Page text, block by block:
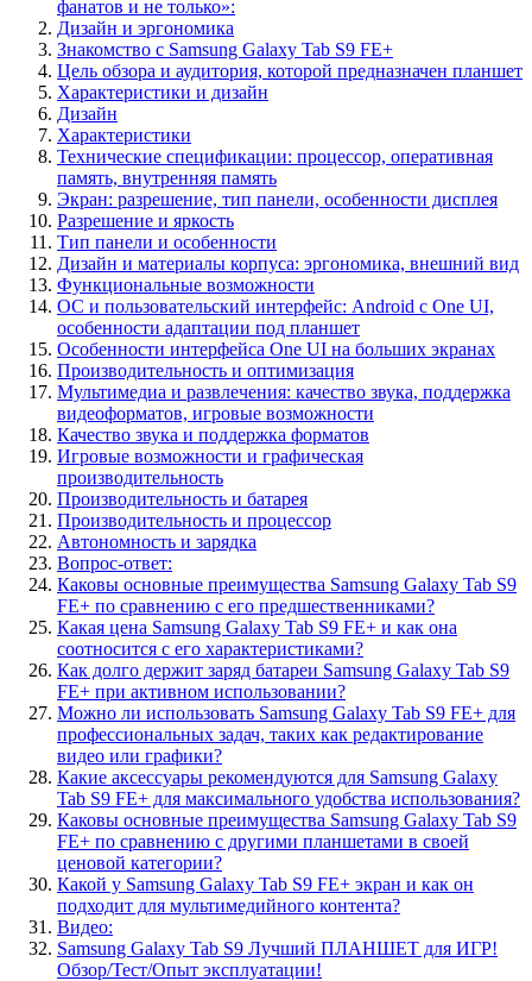
фанатов и не только»:
Дизайн и эргономика
Знакомство с Samsung Galaxy Tab S9 FE+
Цель обзора и аудитория, которой предназначен планшет
Характеристики и дизайн
Дизайн
Характеристики
Технические спецификации: процессор, оперативная
память, внутренняя память
Экран: разрешение, тип панели, особенности дисплея
Разрешение и яркость
Тип панели и особенности
Дизайн и материалы корпуса: эргономика, внешний вид
Функциональные возможности
ОС и пользовательский интерфейс: Android с One UI,
особенности адаптации под планшет
Особенности интерфейса One UI на больших экранах
Производительность и оптимизация
Мультимедиа и развлечения: качество звука, поддержка
видеоформатов, игровые возможности
Качество звука и поддержка форматов
Игровые возможности и графическая
производительность
Производительность и батарея
Производительность и процессор
Автономность и зарядка
Вопрос-ответ:
Каковы основные преимущества Samsung Galaxy Tab S9
FE+ по сравнению с его предшественниками?
Какая цена Samsung Galaxy Tab S9 FE+ и как она
соотносится с его характеристиками?
Как долго держит заряд батареи Samsung Galaxy Tab S9
FE+ при активном использовании?
Можно ли использовать Samsung Galaxy Tab S9 FE+ для
профессиональных задач, таких как редактирование
видео или графики?
Какие аксессуары рекомендуются для Samsung Galaxy
Tab S9 FE+ для максимального удобства использования?
Каковы основные преимущества Samsung Galaxy Tab S9
FE+ по сравнению с другими планшетами в своей
ценовой категории?
Какой у Samsung Galaxy Tab S9 FE+ экран и как он
подходит для мультимедийного контента?
Видео:
Samsung Galaxy Tab S9 Лучший ПЛАНШЕТ для ИГР!
Обзор/Тест/Опыт эксплуатации!